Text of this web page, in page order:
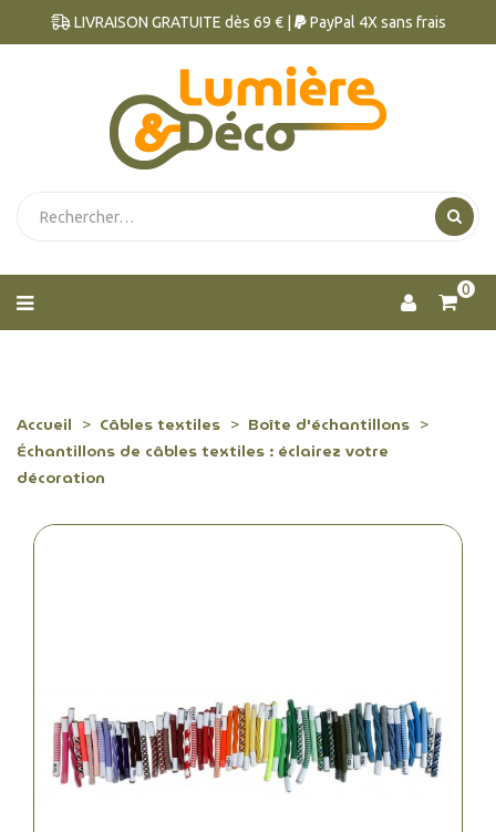
LIVRAISON GRATUITE dès 69 € | PayPal 4X sans frais
0
Accueil Câbles textiles
Boîte d'échantillons
Échantillons de câbles textiles : éclairez votre
décoration